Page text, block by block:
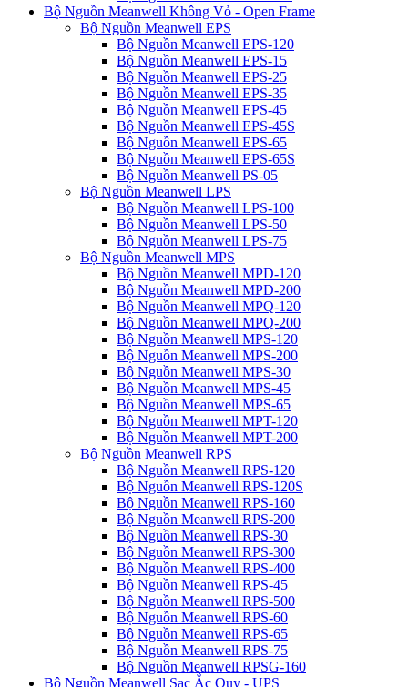
Bộ Nguồn Meanwell Không Vỏ - Open Frame
Bộ Nguồn Meanwell EPS
Bộ Nguồn Meanwell EPS-120
Bộ Nguồn Meanwell EPS-15
Bộ Nguồn Meanwell EPS-25
Bộ Nguồn Meanwell EPS-35
Bộ Nguồn Meanwell EPS-45
Bộ Nguồn Meanwell EPS-45S
Bộ Nguồn Meanwell EPS-65
Bộ Nguồn Meanwell EPS-65S
Bộ Nguồn Meanwell PS-05
Bộ Nguồn Meanwell LPS
Bộ Nguồn Meanwell LPS-100
Bộ Nguồn Meanwell LPS-50
Bộ Nguồn Meanwell LPS-75
Bộ Nguồn Meanwell MPS
Bộ Nguồn Meanwell MPD-120
Bộ Nguồn Meanwell MPD-200
Bộ Nguồn Meanwell MPQ-120
Bộ Nguồn Meanwell MPQ-200
Bộ Nguồn Meanwell MPS-120
Bộ Nguồn Meanwell MPS-200
Bộ Nguồn Meanwell MPS-30
Bộ Nguồn Meanwell MPS-45
Bộ Nguồn Meanwell MPS-65
Bộ Nguồn Meanwell MPT-120
Bộ Nguồn Meanwell MPT-200
Bộ Nguồn Meanwell RPS
Bộ Nguồn Meanwell RPS-120
Bộ Nguồn Meanwell RPS-120S
Bộ Nguồn Meanwell RPS-160
Bộ Nguồn Meanwell RPS-200
Bộ Nguồn Meanwell RPS-30
Bộ Nguồn Meanwell RPS-300
Bộ Nguồn Meanwell RPS-400
Bộ Nguồn Meanwell RPS-45
Bộ Nguồn Meanwell RPS-500
Bộ Nguồn Meanwell RPS-60
Bộ Nguồn Meanwell RPS-65
Bộ Nguồn Meanwell RPS-75
Bộ Nguồn Meanwell RPSG-160
Bộ Nguồn Meanwell Sạc Ắc Quy - UPS